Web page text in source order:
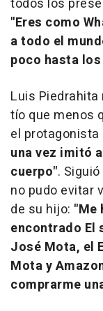
todos los
"Eres como
a todo el
poco hasta
Luis Piedrahita
tío que menos
el protagonista
una vez imitó
cuerpo".
no pudo evitar
de su hijo: "Me
encontrado El
José Mota, el
Mota y
comprarme